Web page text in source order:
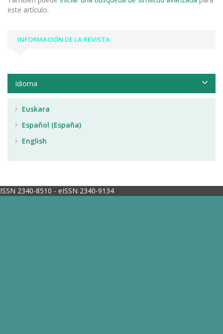
este artículo.
INFORMACIÓN DE LA REVISTA
Idioma
Euskara
Español (España)
English
ISSN 2340-8510 - eISSN 2340-9134